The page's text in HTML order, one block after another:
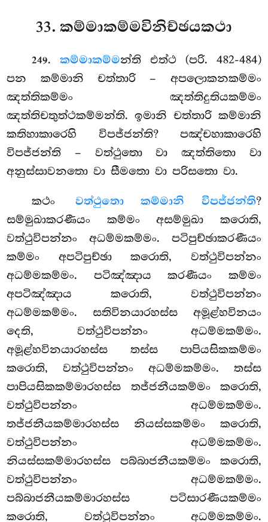
33. කම්මාකම්මවිනිච්ඡයකථා
249. කම්මාකම්මන්ති එත්ථ (පරි. 482-484)
පන කම්මානි චත්තාරි – අපලොකනකම්මං
ඤත්තිකම්මං ඤත්තිදුතියකම්මං
ඤත්තිචතුත්ථකම්මන්ති. ඉමානි චත්තාරි කම්මානි
කතිහාකාරෙහි විපජ්ජන්ති? පඤ්චහාකාරෙහි
විපජ්ජන්ති – වත්ථුතො වා ඤත්තිතො වා
අනුස්සාවනතො වා සීමතො වා පරිසතො වා.
කථං වත්ථුතො කම්මානි විපජ්ජන්ති?
සම්මුඛාකරණීයං කම්මං අසම්මුඛා කරොති,
වත්ථුවිපන්නං අධම්මකම්මං. පටිපුච්ඡාකරණීයං
කම්මං අපටිපුච්ඡා කරොති, වත්ථුවිපන්නං
අධම්මකම්මං. පටිඤ්ඤාය කරණීයං කම්මං
අපටිඤ්ඤාය කරොති, වත්ථුවිපන්නං
අධම්මකම්මං. සතිවිනයාරහස්ස අමූළ්හවිනයං
දෙති, වත්ථුවිපන්නං අධම්මකම්මං.
අමූළ්හවිනයාරහස්ස තස්ස පාපියසිකකම්මං
කරොති, වත්ථුවිපන්නං අධම්මකම්මං. තස්ස
පාපියසිකකම්මාරහස්ස තජ්ජනීයකම්මං කරොති,
වත්ථුවිපන්නං අධම්මකම්මං.
තජ්ජනීයකම්මාරහස්ස නියස්සකම්මං කරොති,
වත්ථුවිපන්නං අධම්මකම්මං.
නියස්සකම්මාරහස්ස පබ්බාජනීයකම්මං කරොති,
වත්ථුවිපන්නං අධම්මකම්මං.
පබ්බාජනීයකම්මාරහස්ස පටිසාරණීයකම්මං
කරොති, වත්ථුවිපන්නං අධම්මකම්මං.